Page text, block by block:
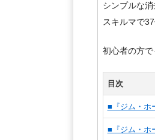
シンプルな消
スキルマで
初心者の方で
目次
■『ジム・ホ
■『ジム・ホ